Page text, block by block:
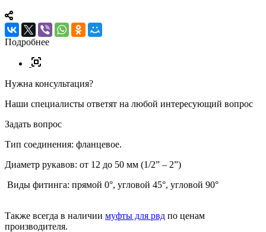
Подробнее
Нужна консультация?
Наши специалисты ответят на любой интересующий вопрос
Задать вопрос
Тип соединения: фланцевое.
Диаметр рукавов: от 12 до 50 мм (1/2” – 2”)
Виды фитинга: прямой 0°, угловой 45°, угловой 90°
Также всегда в наличии муфты для рвд по ценам
производителя.